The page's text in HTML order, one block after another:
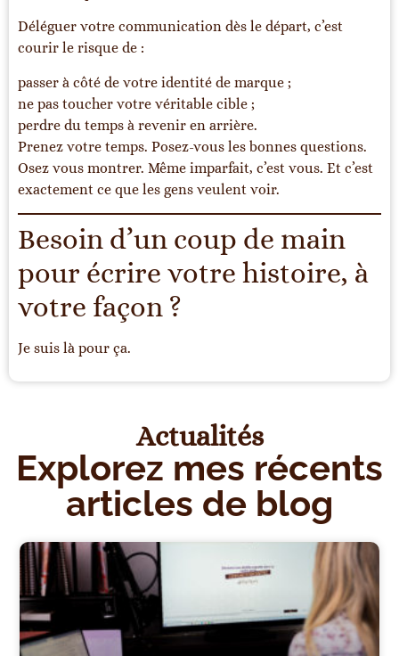
Déléguer votre communication dès le départ, c’est
courir le risque de :
passer à côté de votre identité de marque ;
ne pas toucher votre véritable cible ;
perdre du temps à revenir en arrière.
Prenez votre temps. Posez-vous les bonnes questions.
Osez vous montrer. Même imparfait, c’est vous. Et c’est
exactement ce que les gens veulent voir.
Besoin d’un coup de main
pour écrire votre histoire, à
votre façon ?
Je suis là pour ça.
Actualités
Explorez mes récents
articles de blog